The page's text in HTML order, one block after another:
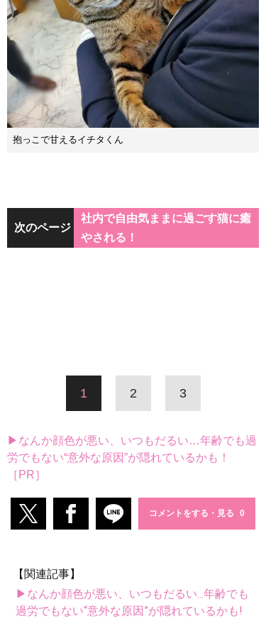
抱っこで甘えるイチタくん
次のページ
社内で自由気ままに過ごす猫に癒
やされる！
1 2 3
▶なんか顔色が悪い、いつもだるい…年齢でも過
労でもない“意外な原因”が隠れているかも！
［PR］
コメントをする・見る
【関連記事】
▶なんか顔色が悪い、いつもだるい...年齢でも
過労でもない“意外な原因”が隠れているかも!